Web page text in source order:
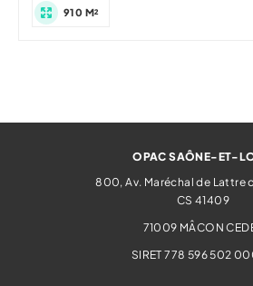
910 M²
OPAC SAÔNE-ET-
800, Av. Maréchal de Lattre
CS 41409
71009 MÂCON
SIRET 778 596 502